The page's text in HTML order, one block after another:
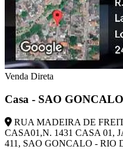
Venda Direta
Casa - SAO
RUA MADEIRA DE
CASA01,N. 1431 CASA 01,
411, SAO GONCALO - RIO